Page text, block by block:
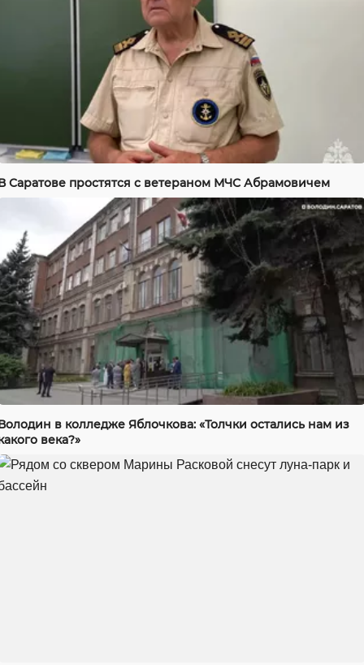
Саратове простятся с ветераном МЧС Абрамовичем
в колледже Яблочкова: «Толчки остались нам из
века?»